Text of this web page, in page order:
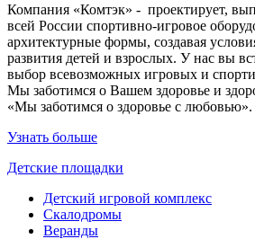
Компания «Комтэк» - проектирует,
всей России спортивно-игровое
архитектурные формы, создавая
развития детей и взрослых. У нас вы
выбор всевозможных игровых и
Мы заботимся о Вашем здоровье и
«Мы заботимся о здоровье с любовью».
Узнать больше
Детские площадки
Детский игровой комплекс
Скалодромы
Веранды